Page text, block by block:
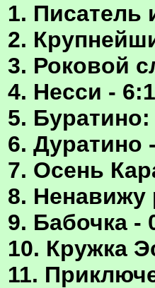
1. Писатель
2.
3. Роковой
4. Несси -
5.
6. Дуратино
7. Осень
8. Ненавижу
9. Бабочка -
10. Кружка
11.